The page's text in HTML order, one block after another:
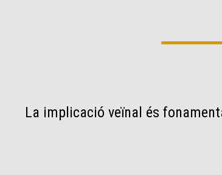
La implicació veïnal és